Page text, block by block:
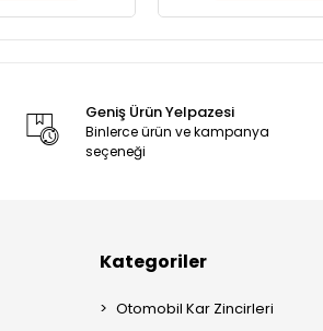
Geniş Ürün Yelpazesi
Binlerce ürün ve kampanya
seçeneği
Kategoriler
Otomobil Kar Zincirleri